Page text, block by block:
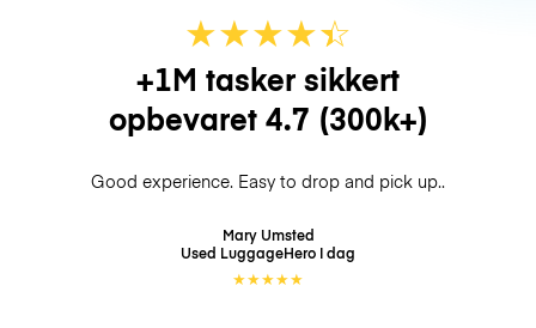
★★★★☆
★
+1M tasker sikkert
opbevaret 4.7 (300k+)
Good experience. Easy to drop and pick up..
Mary Umsted
Used LuggageHero I dag
★★★★★